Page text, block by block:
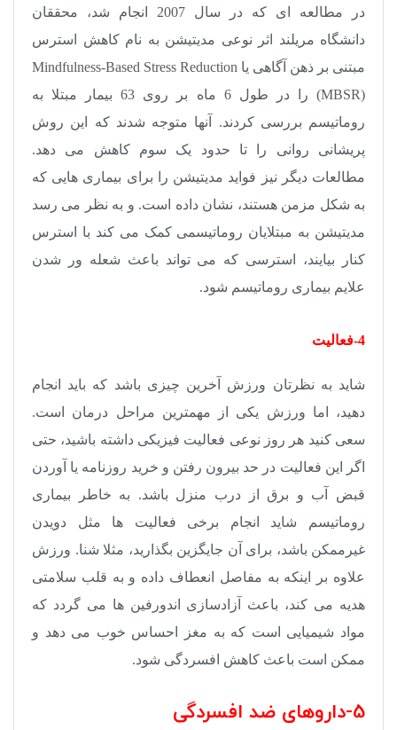
در مطالعه ای که در سال 2007 انجام شد، محققان
دانشگاه مریلند اثر نوعی مدیتیشن به نام کاهش استرس
مبتنی بر ذهن آگاهی یا Mindfulness-Based Stress Reduction
(MBSR)
را در طول 6 ماه بر روی 63 بیمار مبتلا به
روماتیسم بررسی کردند. آنها متوجه شدند که این روش
پریشانی روانی را تا حدود یک سوم کاهش می دهد.
مطالعات دیگر نیز فواید مدیتیشن را برای بیماری هایی که
به شکل مزمن هستند، نشان داده است. و به نظر می رسد
مدیتیشن به مبتلایان روماتیسمی کمک می کند با استرس
کنار بیایند، استرسی که می تواند باعث شعله ور شدن
علایم بیماری روماتیسم شود.
4-فعالیت
شاید به نظرتان ورزش آخرین چیزی باشد که باید انجام
دهید، اما ورزش یکی از مهمترین مراحل درمان است.
سعی کنید هر روز نوعی فعالیت فیزیکی داشته باشید، حتی
اگر این فعالیت در حد بیرون رفتن و خرید روزنامه یا آوردن
قبض آب و برق از درب منزل باشد. به خاطر بیماری
روماتیسم شاید انجام برخی فعالیت ها مثل دویدن
غیرممکن باشد، برای آن جایگزین بگذارید، مثلا شنا. ورزش
علاوه بر اینکه به مفاصل انعطاف داده و به قلب سلامتی
هدیه می کند، باعث آزادسازی اندورفین ها می گردد که
مواد شیمیایی است که به مغز احساس خوب می دهد و
ممکن است باعث کاهش افسردگی شود.
5-داروهای ضد افسردگی